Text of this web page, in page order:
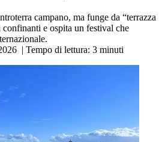
campano, ma funge da “terrazza
e ospita un festival che
| Tempo di lettura: 3 minuti